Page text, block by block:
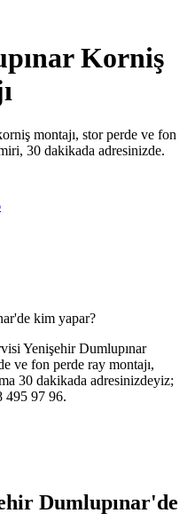
Korniş
montajı, stor perde ve fon
30 dakikada adresinizde.
kim yapar?
Yenişehir Dumlupınar
ve fon perde ray montajı,
30 dakikada adresinizdeyiz;
495 97 96.
Dumlupınar'de